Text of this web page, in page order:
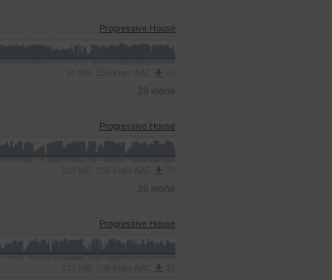
Progressive House
29 июля
Progressive House
28 июля
Progressive House